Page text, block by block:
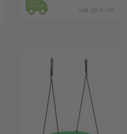
inkl. 20 % USt